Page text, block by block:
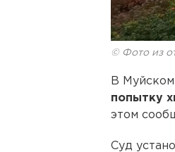
© Фото из
В
попытку
этом
Суд